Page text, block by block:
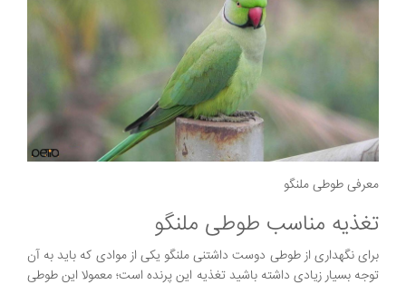
معرفی طوطی ملنگو
تغذیه مناسب طوطی ملنگو
برای نگهداری از طوطی دوست داشتنی ملنگو یکی از موادی که باید به آن
توجه بسیار زیادی داشته باشید تغذیه این پرنده است؛ معمولا این طوطی